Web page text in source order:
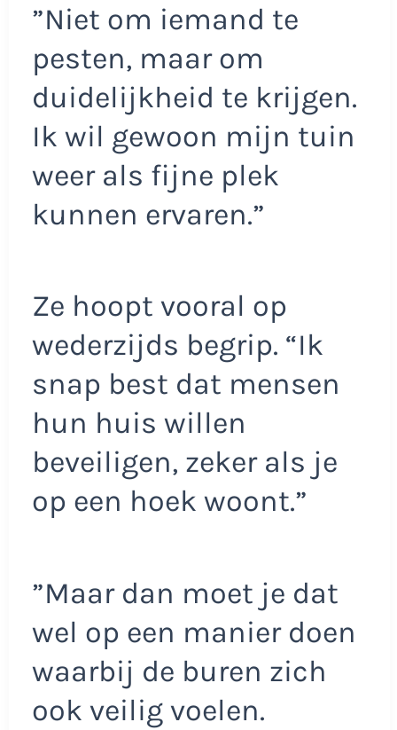
”Niet om iemand te
pesten, maar om
duidelijkheid te krijgen.
Ik wil gewoon mijn tuin
weer als fijne plek
kunnen ervaren.”
Ze hoopt vooral op
wederzijds begrip. “Ik
snap best dat mensen
hun huis willen
beveiligen, zeker als je
op een hoek woont.”
”Maar dan moet je dat
wel op een manier doen
waarbij de buren zich
ook veilig voelen.